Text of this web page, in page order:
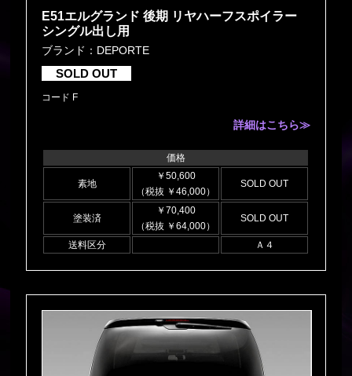
E51エルグランド 後期 リヤハーフスポイラー
シングル出し用
ブランド：DEPORTE
SOLD OUT
コード F
詳細はこちら≫
価格
素地
￥50,600
（税抜 ￥46,000）
SOLD OUT
塗装済
￥70,400
（税抜 ￥64,000）
SOLD OUT
送料区分 Ａ４